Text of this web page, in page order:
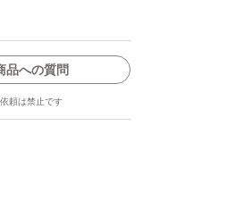
品への質問
頼は禁止です